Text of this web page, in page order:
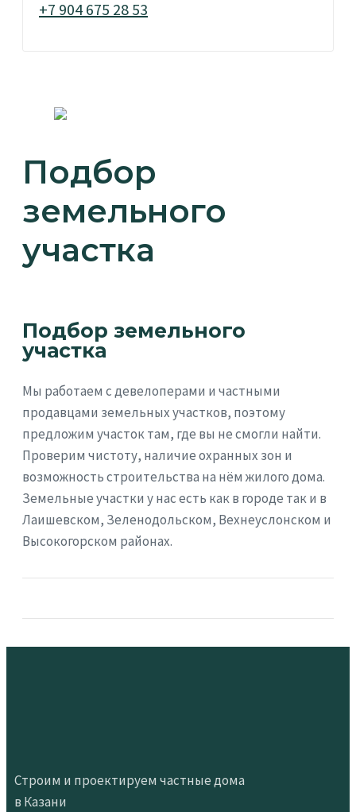
+7 904 675 28 53
Подбор
земельного
участка
Подбор земельного
участка
Мы работаем с девелоперами и частными
продавцами земельных участков, поэтому
предложим участок там, где вы не смогли найти.
Проверим чистоту, наличие охранных зон и
возможность строительства на нём жилого дома.
Земельные участки у нас есть как в городе так и в
Лаишевском, Зеленодольском, Вехнеуслонском и
Высокогорском районах.
Строим и проектируем частные дома
в Казани